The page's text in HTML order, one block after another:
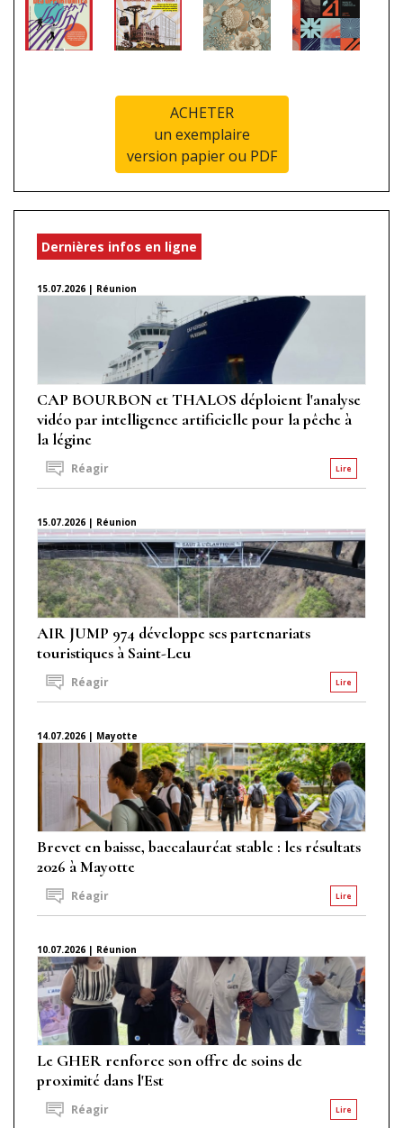
ACHETER
un exemplaire
version papier ou PDF
Dernières infos en ligne
15.07.2026 | Réunion
CAP BOURBON et THALOS déploient l'analyse
vidéo par intelligence artificielle pour la pêche à
la légine
Lire
Réagir
15.07.2026 | Réunion
AIR JUMP 974 développe ses partenariats
touristiques à Saint-Leu
Lire
Réagir
14.07.2026 | Mayotte
Brevet en baisse, baccalauréat stable : les résultats
2026 à Mayotte
Lire
Réagir
10.07.2026 | Réunion
Le GHER renforce son offre de soins de
proximité dans l'Est
Lire
Réagir